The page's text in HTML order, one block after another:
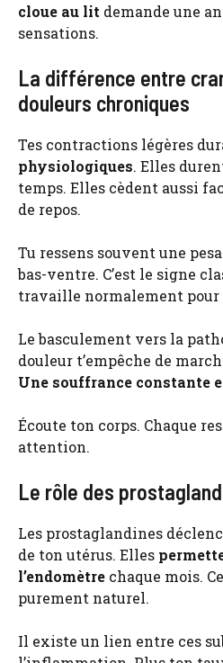
cloue au lit demande une
sensations.
La différence entre
douleurs chroniques
Tes contractions légères
physiologiques. Elles
temps. Elles cèdent aussi
de repos.
Tu ressens souvent une
bas-ventre. C’est le signe
travaille normalement pour
Le basculement vers la
douleur t’empêche de
Une souffrance constante
Écoute ton corps. Chaque
attention.
Le rôle des
Les prostaglandines
de ton utérus. Elles
l’endomètre chaque mois.
purement naturel.
Il existe un lien entre ces